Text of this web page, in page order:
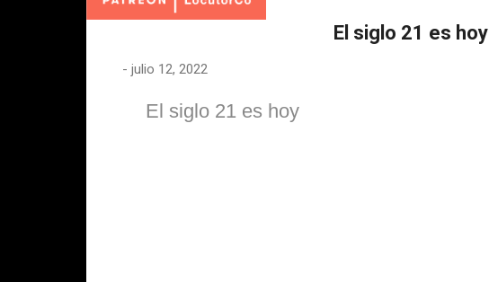
El siglo 21 es hoy
- julio 12, 2022
El siglo 21 es hoy